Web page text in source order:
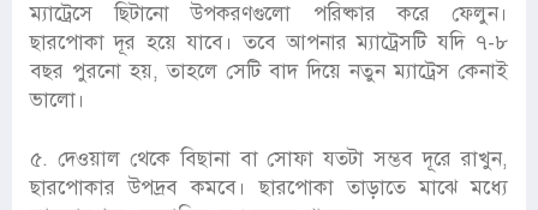
ম্যাট্রেসে ছিটানো উপকরণগুলো পরিষ্কার করে ফেলুন।
ছারপোকা দূর হয়ে যাবে। তবে আপনার ম্যাট্রেসটি যদি ৭-৮
বছর পুরনো হয়, তাহলে সেটি বাদ দিয়ে নতুন ম্যাট্রেস কেনাই
ভালো।
৫. দেওয়াল থেকে বিছানা বা সোফা যতটা সম্ভব দূরে রাখুন,
ছারপোকার উপদ্রব কমবে। ছারপোকা তাড়াতে মাঝে মধ্যে